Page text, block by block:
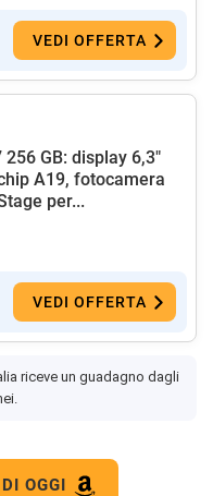
VEDI OFFERTA
GB: display 6,3"
A19, fotocamera
per...
VEDI OFFERTA
riceve un guadagno dagli
OGGI